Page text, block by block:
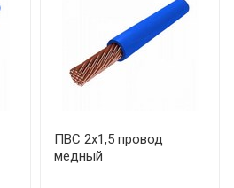
ПВС 2х1,5 провод
медный